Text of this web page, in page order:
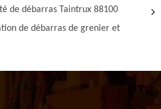
de débarras Taintrux 88100
de débarras de grenier et